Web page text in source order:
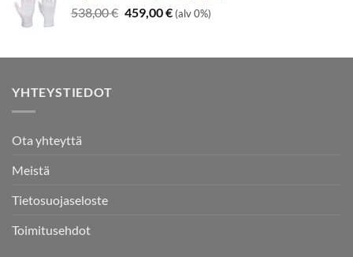
538,00€ Alkuperäinen
538,00 €.
459,00€Nykyinen
459,00 €.
(alv 0%)
YHTEYSTIEDOT
Ota yhteyttä
Meistä
Tietosuojaseloste
Toimitusehdot